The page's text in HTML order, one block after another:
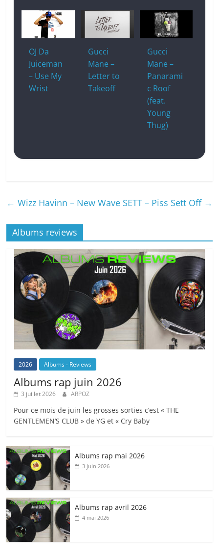
OJ Da
Juiceman
– Use My
Wrist
Gucci
Mane –
Letter to
Takeoff
Gucci
Mane –
Panarami
c Roof
(feat.
Young
Thug)
← Wizz Havinn – New Wave SETT – Piss Sett Off →
Albums reviews
2026 Albums - Reviews
Albums rap juin 2026
3 juillet 2026 ARPOZ
Pour ce mois de juin les grosses sorties c’est « THE
GENTLEMEN’S CLUB » de YG et « Cry Baby
Albums rap mai 2026
3 juin 2026
Albums rap avril 2026
4 mai 2026